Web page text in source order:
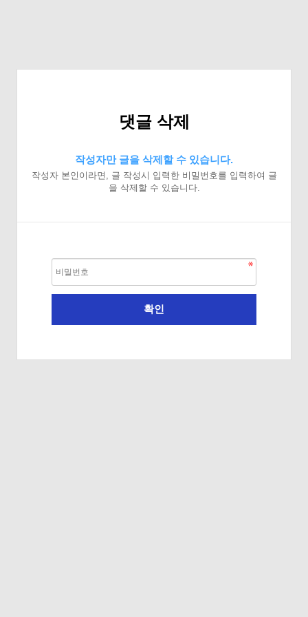
댓글 삭제
작성자만 글을 삭제할 수 있습니다.
작성자 본인이라면, 글 작성시 입력한 비밀번호를 입력하여 글
을 삭제할 수 있습니다.